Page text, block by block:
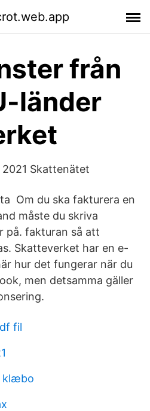
från
länder
Skattenätet
Om du ska fakturera en
måste du skriva
på. fakturan så att
Skatteverket har en e-
hur det fungerar när du
men detsamma gäller
fil
klæbo